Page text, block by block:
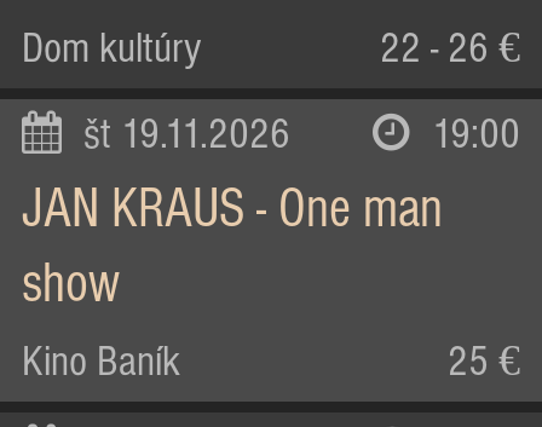
Dom kultúry 22 - 26 €
št 19.11.2026 19:00
JAN KRAUS - One man
show
Kino Baník 25 €